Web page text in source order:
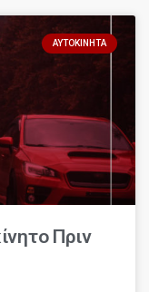
ΑΥΤΟΚΊΝΗΤΑ
Πριν